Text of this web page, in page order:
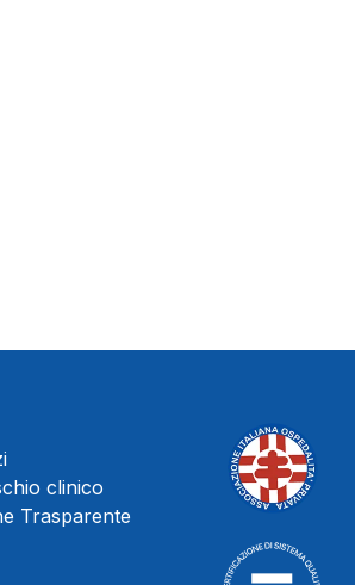
clinico
Trasparente